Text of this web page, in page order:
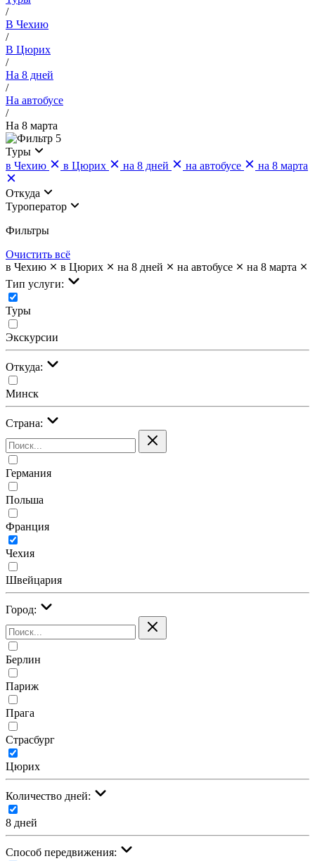
/
В Чехию
/
В Цюрих
/
На 8 дней
/
На автобусе
/
На 8 марта
5
Туры
в Чехию
в Цюрих на 8 дней на автобусе на 8 марта
Откуда
Туроператор
Фильтры
Очистить всё
в Чехию
в Цюрих на 8 дней на автобусе
на 8 марта
Тип услуги:
Туры
Экскурсии
Откуда:
Минск
Страна:
Германия
Польша
Франция
Чехия
Швейцария
Город:
Берлин
Париж
Прага
Страсбург
Цюрих
Количество дней:
8 дней
Cпособ передвижения: